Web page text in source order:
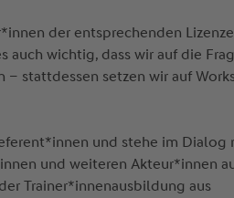
der entsprechenden
auch wichtig, dass wir auf die
– stattdessen setzen wir auf
und stehe im Dialog
und weiteren Akteur*innen
Trainer*innenausbildung aus